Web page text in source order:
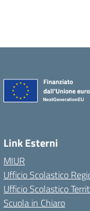
Link Esterni
MIUR
Ufficio Scolastico
Ufficio Scolastico
Scuola in Chiaro